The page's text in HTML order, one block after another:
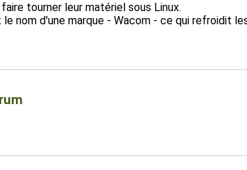
tourner leur matériel sous Linux.
nom d'une marque - Wacom - ce qui refroidit